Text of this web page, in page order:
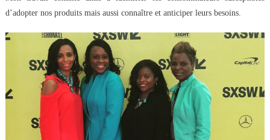
d’adopter nos produits mais aussi connaître et anticiper leurs besoins.